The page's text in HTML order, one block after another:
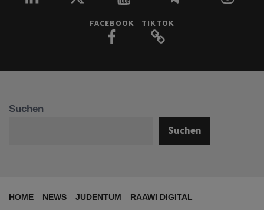
FACEBOOK TIKTOK
Suchen
Suchen
HOME NEWS JUDENTUM
RAAWI DIGITAL